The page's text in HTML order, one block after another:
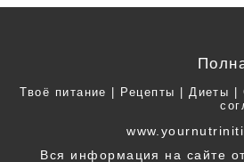
Твоё питание | Рецепты | Диеты |
Вся информация на сайте